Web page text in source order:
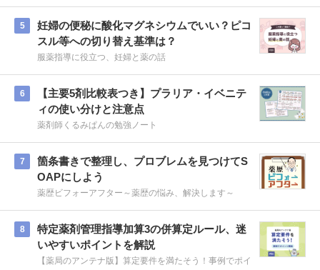
5
妊婦の便秘に酸化マグネシウムでいい？ピコ
スル等への切り替え基準は？
服薬指導に役立つ、妊婦と薬の話
6
【主要5剤比較表つき】プラリア・イベニテ
ィの使い分けと注意点
薬剤師くるみぱんの勉強ノート
7
箇条書きで整理し、プロブレムを見つけてS
OAPにしよう
薬歴ビフォーアフター～薬歴の悩み、解決します～
8
特定薬剤管理指導加算3の併算定ルール、迷
いやすいポイントを解説
【薬局のアンテナ版】算定要件を満たそう！事例でポイ